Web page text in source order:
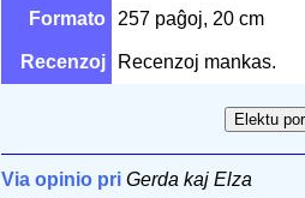
Formato 257 paĝoj, 20 cm
Recenzoj Recenzoj mankas.
Via opinio pri Gerda kaj Elza